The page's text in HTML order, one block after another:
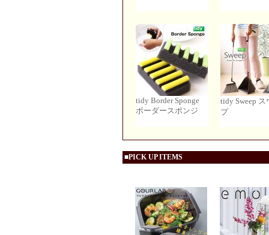
tidy Border Sponge
ボーダースポンジ
tidy Sweep ス
プ
■PICK UP ITEMS